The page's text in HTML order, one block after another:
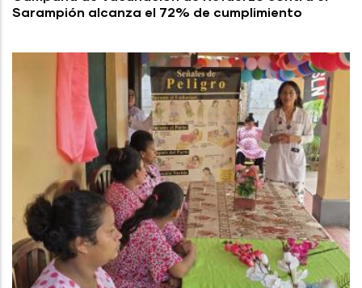
Sarampión alcanza el 72% de cumplimiento